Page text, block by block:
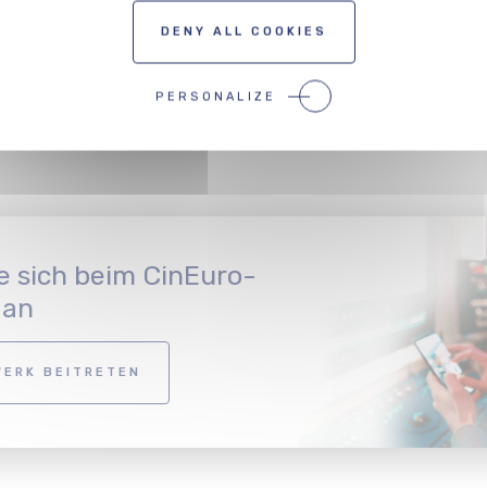
sich beim CinEuro-
BEITRETEN
DENY ALL COOKIES
PERSONALIZE